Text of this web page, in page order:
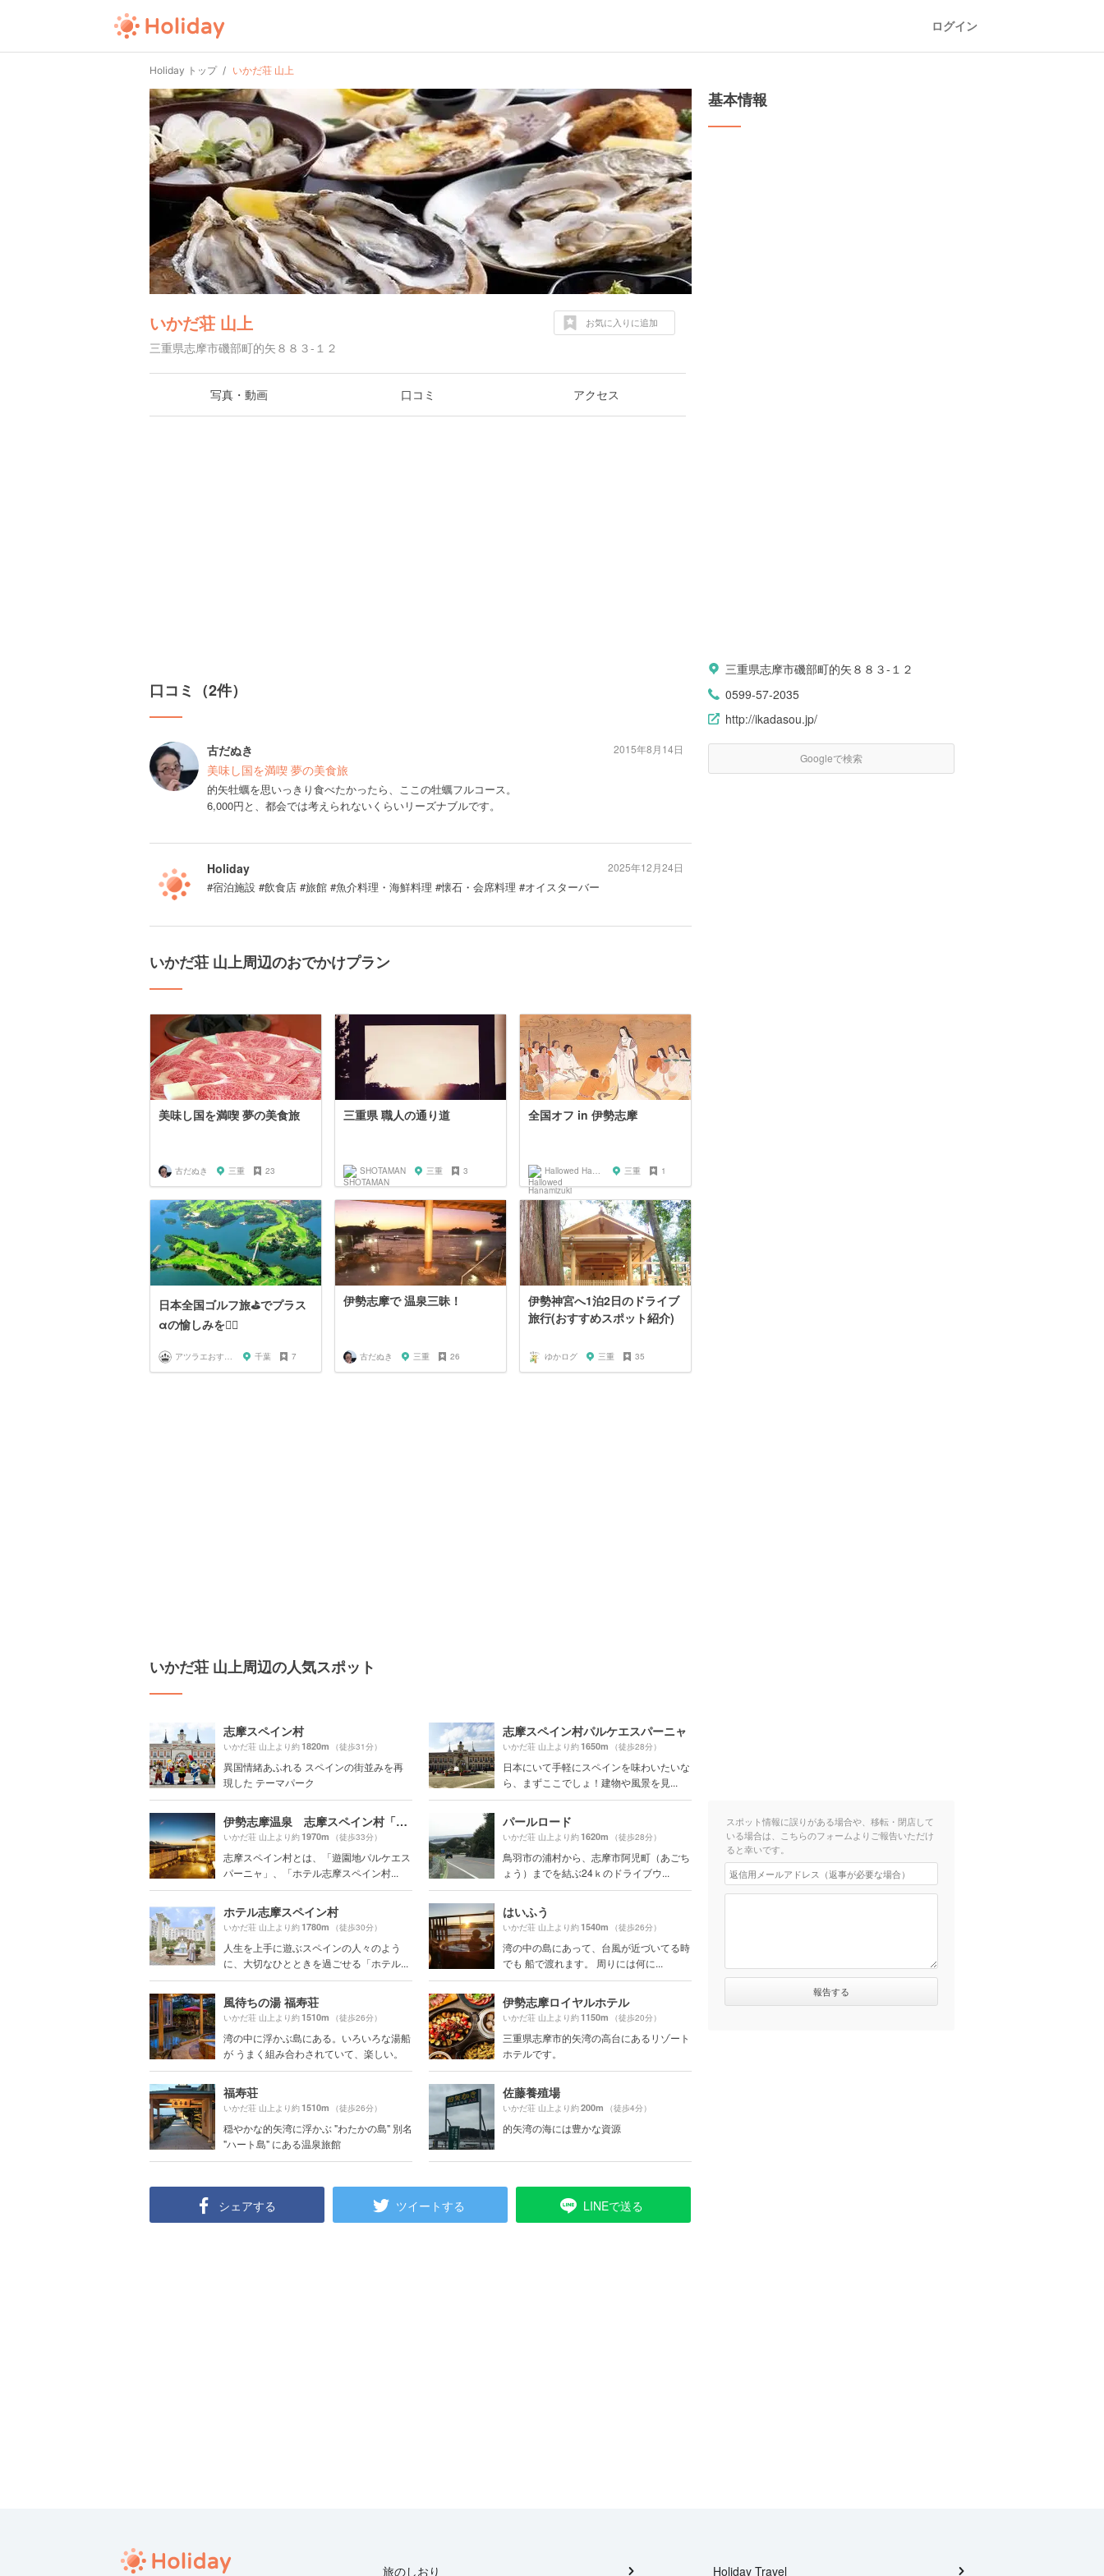
ログイン
Holiday トップ いかだ荘 山上
いかだ荘 山上
三重県志摩市磯部町的矢８８３-１２
お気に入りに追加
写真・動画 口コミ アクセス
口コミ（2件）
古だぬき
美味し国を満喫 夢の美食旅
的矢牡蠣を思いっきり食べたかったら、ここの牡蠣フルコース。
6,000円と、都会では考えられないくらいリーズナブルです。
2015年8月14日
Holiday
#宿泊施設 #飲食店 #旅館 #魚介料理・海鮮料理 #懐石・会席料理 #オイスターバー
2025年12月24日
いかだ荘 山上周辺のおでかけプラン
美味し国を満喫 夢の美食旅
古だぬき 三重 23
三重県 職人の通り道
SHOTAMAN 三重 3
全国オフ in 伊勢志摩
Hallowed Hanamizuki 三重 1
日本全国ゴルフ旅⛳️でプラス
αの愉しみを🏌️‍♂️
アツラエおすすめ旅プラン！ 千葉 7
伊勢志摩で 温泉三昧！
古だぬき 三重 26
伊勢神宮へ1泊2日のドライブ
旅行(おすすめスポット紹介)
ゆかログ 三重 35
いかだ荘 山上周辺の人気スポット
志摩スペイン村
いかだ荘 山上より約1820m （徒歩31分）
異国情緒あふれる スペインの街並みを再
現した テーマパーク
志摩スペイン村パルケエスパーニャ
いかだ荘 山上より約1650m （徒歩28分）
日本にいて手軽にスペインを味わいたいな
ら、まずここでしょ！建物や風景を見...
伊勢志摩温泉 志摩スペイン村「ひまわりの湯」
いかだ荘 山上より約1970m （徒歩33分）
志摩スペイン村とは、「遊園地パルケエス
パーニャ」、「ホテル志摩スペイン村...
パールロード
いかだ荘 山上より約1620m （徒歩28分）
鳥羽市の浦村から、志摩市阿児町（あごち
ょう）までを結ぶ24ｋのドライブウ...
ホテル志摩スペイン村
いかだ荘 山上より約1780m （徒歩30分）
人生を上手に遊ぶスペインの人々のよう
に、大切なひとときを過ごせる「ホテル...
はいふう
いかだ荘 山上より約1540m （徒歩26分）
湾の中の島にあって、台風が近づいてる時
でも 船で渡れます。 周りには何に...
風待ちの湯 福寿荘
いかだ荘 山上より約1510m （徒歩26分）
湾の中に浮かぶ島にある。いろいろな湯船
が うまく組み合わされていて、楽しい。
伊勢志摩ロイヤルホテル
いかだ荘 山上より約1150m （徒歩20分）
三重県志摩市的矢湾の高台にあるリゾート
ホテルです。
福寿荘
いかだ荘 山上より約1510m （徒歩26分）
穏やかな的矢湾に浮かぶ "わたかの島" 別名
"ハート島" にある温泉旅館
佐藤養殖場
いかだ荘 山上より約200m （徒歩4分）
的矢湾の海には豊かな資源
シェアする ツイートする LINEで送る
基本情報
三重県志摩市磯部町的矢８８３-１２
0599-57-2035
http://ikadasou.jp/
Googleで検索
スポット情報に誤りがある場合や、移転・閉店して
いる場合は、こちらのフォームよりご報告いただけ
ると幸いです。
旅のしおり Holiday Travel